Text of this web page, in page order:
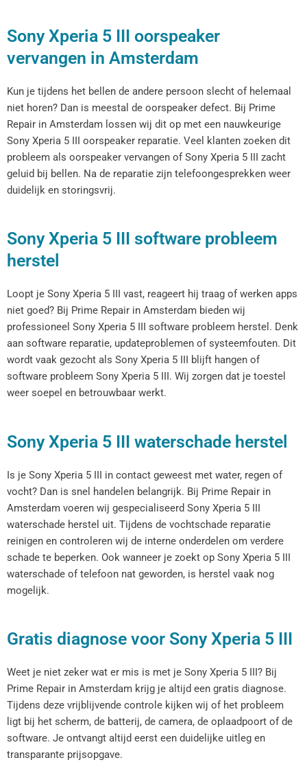
Sony Xperia 5 III oorspeaker
vervangen in Amsterdam
Kun je tijdens het bellen de andere persoon slecht of helemaal
niet horen? Dan is meestal de oorspeaker defect. Bij Prime
Repair in Amsterdam lossen wij dit op met een nauwkeurige
Sony Xperia 5 III oorspeaker reparatie. Veel klanten zoeken dit
probleem als oorspeaker vervangen of Sony Xperia 5 III zacht
geluid bij bellen. Na de reparatie zijn telefoongesprekken weer
duidelijk en storingsvrij.
Sony Xperia 5 III software probleem
herstel
Loopt je Sony Xperia 5 III vast, reageert hij traag of werken apps
niet goed? Bij Prime Repair in Amsterdam bieden wij
professioneel Sony Xperia 5 III software probleem herstel. Denk
aan software reparatie, updateproblemen of systeemfouten. Dit
wordt vaak gezocht als Sony Xperia 5 III blijft hangen of
software probleem Sony Xperia 5 III. Wij zorgen dat je toestel
weer soepel en betrouwbaar werkt.
Sony Xperia 5 III waterschade herstel
Is je Sony Xperia 5 III in contact geweest met water, regen of
vocht? Dan is snel handelen belangrijk. Bij Prime Repair in
Amsterdam voeren wij gespecialiseerd Sony Xperia 5 III
waterschade herstel uit. Tijdens de vochtschade reparatie
reinigen en controleren wij de interne onderdelen om verdere
schade te beperken. Ook wanneer je zoekt op Sony Xperia 5 III
waterschade of telefoon nat geworden, is herstel vaak nog
mogelijk.
Gratis diagnose voor Sony Xperia 5 III
Weet je niet zeker wat er mis is met je Sony Xperia 5 III? Bij
Prime Repair in Amsterdam krijg je altijd een gratis diagnose.
Tijdens deze vrijblijvende controle kijken wij of het probleem
ligt bij het scherm, de batterij, de camera, de oplaadpoort of de
software. Je ontvangt altijd eerst een duidelijke uitleg en
transparante prijsopgave.